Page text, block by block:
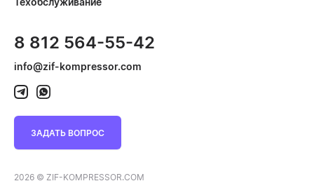
8 812 564-55-42
info@zif-kompressor.com
ЗАДАТЬ ВОПРОС
2026 © ZIF-KOMPRESSOR.COM